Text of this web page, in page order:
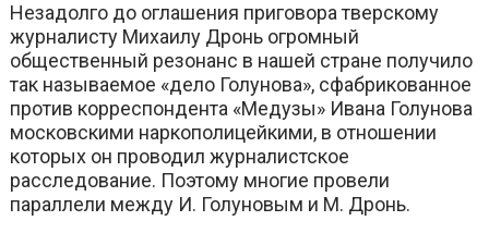
Незадолго до оглашения приговора тверскому
журналисту Михаилу Дронь огромный
общественный резонанс в нашей стране получило
так называемое «дело Голунова», сфабрикованное
против корреспондента «Медузы» Ивана Голунова
московскими наркополицейкими, в отношении
которых он проводил журналистское
расследование. Поэтому многие провели
параллели между И. Голуновым и М. Дронь.